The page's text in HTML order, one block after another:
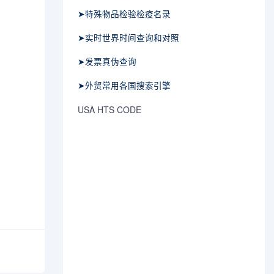
➤特殊物品检验检疫名录
➤实时世界时间查询和对照
➤发票真伪查询
➤外贸常用各国搜索引擎
USA HTS CODE